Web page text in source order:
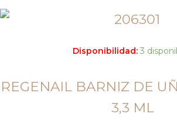
Disponibilidad: 3
REGENAIL BARNIZ DE
3,3 ML